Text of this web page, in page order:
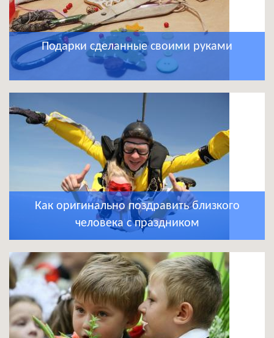
Подарки сделанные своими руками
Как оригинально поздравить близкого
человека с праздником